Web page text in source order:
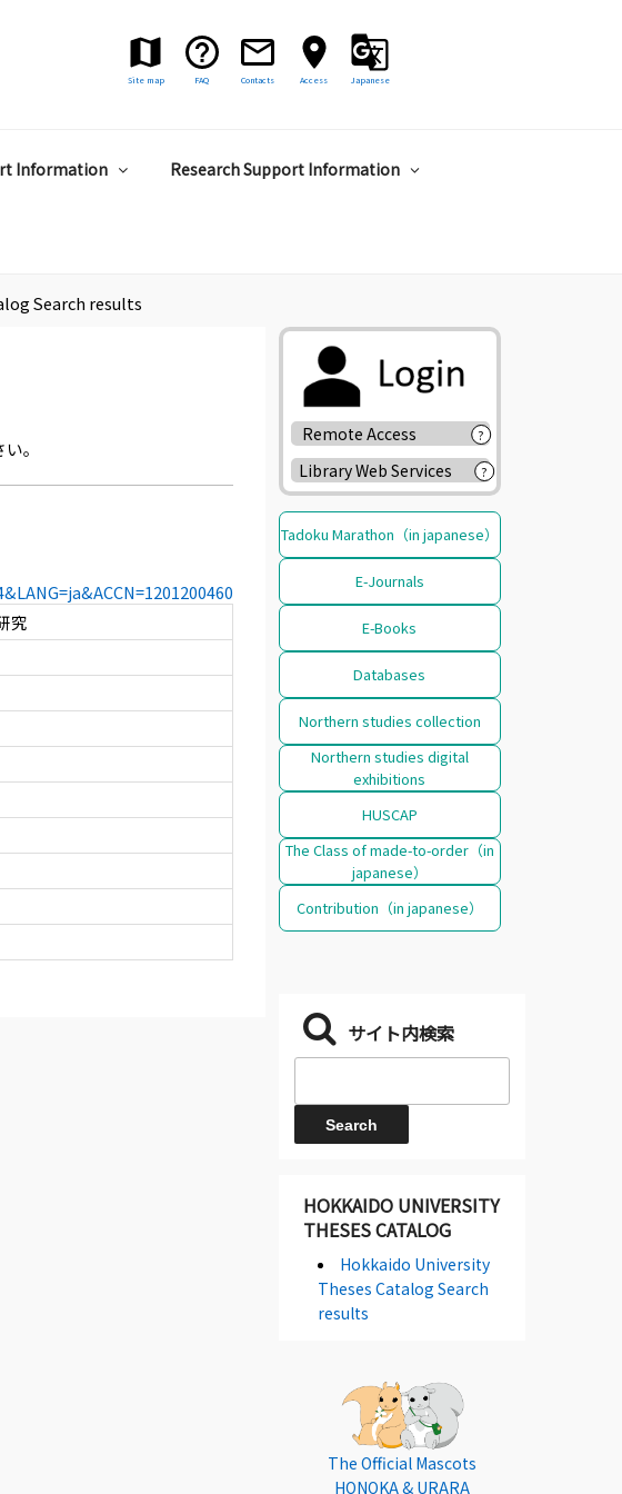
Site map FAQ Contacts Access Japanese
Information Research Support Information
Search results
。
究
Remote Access ?
Library Web Services ?
Tadoku Marathon（in japanese）
E-Journals
E-Books
Databases
Northern studies collection
Northern studies digital
exhibitions
HUSCAP
The Class of made-to-order（in
japanese）
Contribution（in japanese）
サイト内検索
HOKKAIDO UNIVERSITY
THESES CATALOG
Hokkaido University
Theses Catalog Search
results
The Official Mascots
HONOKA & URARA